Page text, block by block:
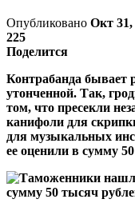
Опубликовано Окт 31,
225
Поделится
Контрабанда бывает
утонченной. Так,
том, что пресекли
канифоли для
для музыкальных
ее оценили в сумму